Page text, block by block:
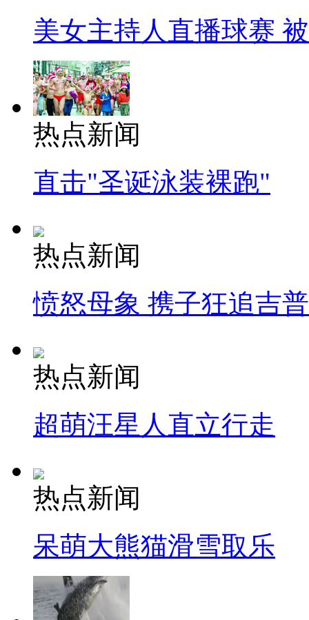
美女主持人直播球赛
热点新闻
直击"圣诞泳装裸跑"
热点新闻
愤怒母象 携子狂追吉
热点新闻
超萌汪星人直立行走
热点新闻
呆萌大熊猫滑雪取乐